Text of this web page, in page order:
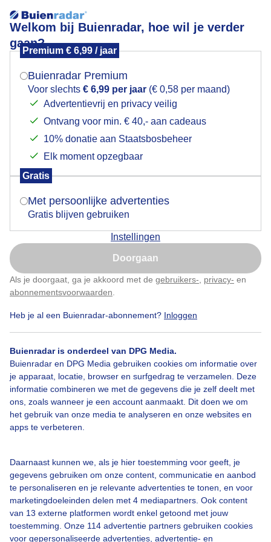
Welkom bij Buienradar, hoe wil je verder
gaan?
Premium € 6,99 / jaar
Buienradar Premium
Voor slechts € 6,99 per jaar (€ 0,58 per maand)
Advertentievrij en privacy veilig
Ontvang voor min. € 40,- aan cadeaus
10% donatie aan Staatsbosbeheer
Elk moment opzegbaar
Gratis
Met persoonlijke advertenties
Gratis blijven gebruiken
Instellingen
Doorgaan
Als je doorgaat, ga je akkoord met de gebruikers- privacy- en
abonnementsvoorwaarden
Heb je al een Buienradar-abonnement? Inloggen
Buienradar is onderdeel van DPG Media.
Buienradar en DPG Media gebruiken cookies om informatie over
je apparaat, locatie, browser en surfgedrag te verzamelen. Deze
informatie combineren we met de gegevens die je zelf deelt met
ons, zoals wanneer je een account aanmaakt. Dit doen we om
het gebruik van onze media te analyseren en onze websites en
apps te verbeteren.
Daarnaast kunnen we, als je hier toestemming voor geeft, je
gegevens gebruiken om onze content, communicatie en aanbod
te personaliseren en je relevante advertenties te tonen, en voor
marketingdoeleinden delen met 4 mediapartners. Ook content
van 13 externe platformen wordt enkel getoond met jouw
toestemming. Onze 114 advertentie partners gebruiken cookies
voor gepersonaliseerde advertenties, advertentie- en
akkerbouwers
Een moment geduld aub...
Populaire categorieën
Lente
Zomer
Over Buienradar
Bedrijfsgegevens
Veelgestelde vragen
Contact
Toegankelijkheid
Buienradar Team
Privacy beleid
Cookie beleid
Privacy instellingen
Mogen we je locatie gebruiken voor het
Indien je hier nog geen akkoord op hebt gegeven,
verschijnt er zo een pop-up uit je browser waarin
Is goed, toon de popup
Nu niet, misschien later
Klik hierom dit aan te passen